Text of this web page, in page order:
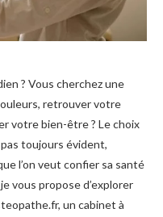
? Vous cherchez une
retrouver votre
votre bien-être ? Le choix
pas toujours évident,
l’on veut confier sa santé
vous propose d’explorer
un cabinet à